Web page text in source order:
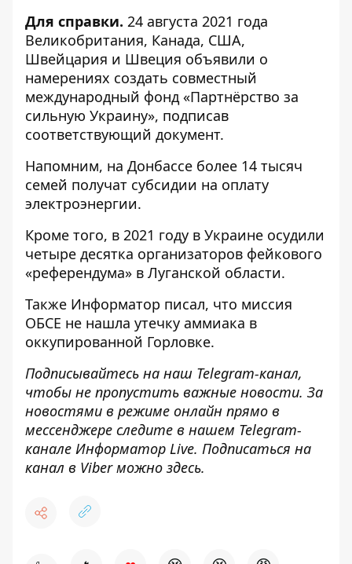
Для справки. 24 августа 2021 года
Великобритания, Канада, США,
Швейцария и Швеция объявили о
намерениях создать совместный
международный фонд «Партнёрство за
сильную Украину», подписав
соответствующий документ.
Напомним, на Донбассе более 14 тысяч
семей получат субсидии на оплату
электроэнергии.
Кроме того, в 2021 году в Украине осудили
четыре десятка организаторов фейкового
«референдума» в Луганской области.
Также Информатор писал, что миссия
ОБСЕ не нашла утечку аммиака в
оккупированной Горловке.
Подписывайтесь на наш Telegram-канал,
чтобы не пропустить важные новости. За
новостями в режиме онлайн прямо в
мессенджере следите в нашем Telegram-
канале Информатор Live. Подписаться на
канал в Viber можно здесь.